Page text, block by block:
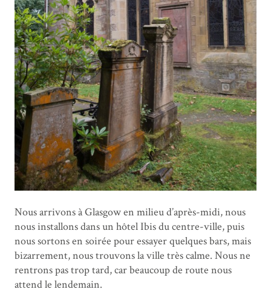
Nous arrivons à Glasgow en milieu d’après-midi, nous
nous installons dans un hôtel Ibis du centre-ville, puis
nous sortons en soirée pour essayer quelques bars, mais
bizarrement, nous trouvons la ville très calme. Nous ne
rentrons pas trop tard, car beaucoup de route nous
attend le lendemain.